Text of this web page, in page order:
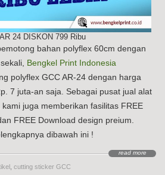
24 DISKON 799 Ribu
bahan polyflex 60cm dengan
Bengkel Print Indonesia
polyflex GCC AR-24 dengan harga
7 juta-an saja. Sebagai pusat jual alat
juga memberikan fasilitas FREE
FREE Download design preium.
dibawah ini !
read more
cutting sticker GCC